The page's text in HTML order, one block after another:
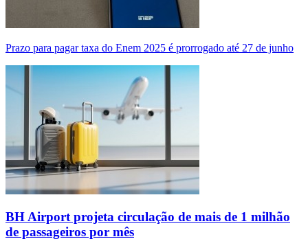
Prazo para pagar taxa do Enem 2025 é prorrogado até 27 de junho
BH Airport projeta circulação de mais de 1 milhão
de passageiros por mês